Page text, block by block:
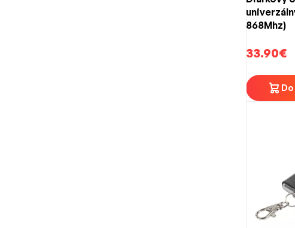
868Mhz)
33.90€